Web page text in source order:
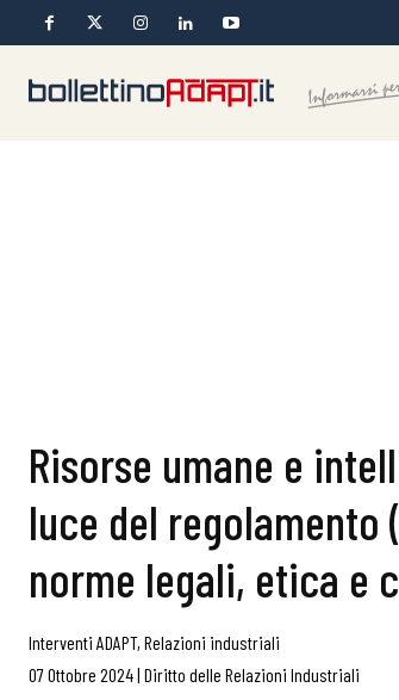
Risorse umane e
luce del regolamento
norme legali, etica e
Interventi ADAPT, Relazioni industriali
07 Ottobre 2024| Diritto delle Relazioni Industriali